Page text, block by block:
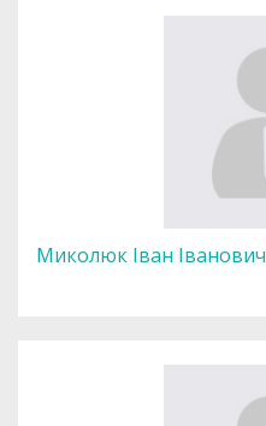
Миколюк Іван Іванович